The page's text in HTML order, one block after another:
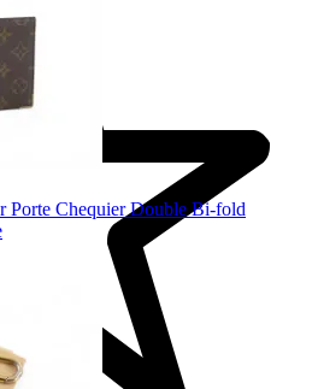
Porte Chequier Double Bi-fold